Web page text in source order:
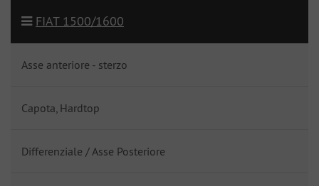
FIAT 1500/1600
Asse anteriore - sterzo
Capota, Hardtop
Differenziale / Asse Posteriore